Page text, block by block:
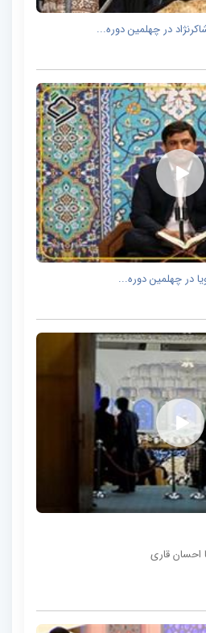
در چهلمین دوره...
در چهلمین دوره...
احسان قاری